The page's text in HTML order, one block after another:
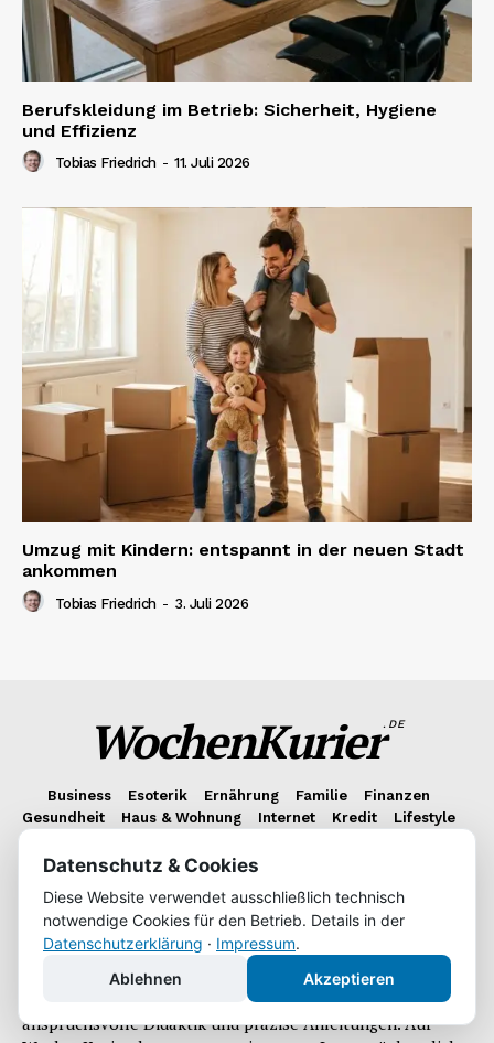
Berufskleidung im Betrieb: Sicherheit, Hygiene
und Effizienz
Tobias Friedrich - 11. Juli 2026
Umzug mit Kindern: entspannt in der neuen Stadt
ankommen
Tobias Friedrich - 3. Juli 2026
WochenKurier.DE
Business Esoterik Ernährung Familie
Finanzen
Gesundheit
Haus & Wohnung Internet Kredit
Lifestyle
Über uns
Wir sind ein Team aus leidenschaftlichen Redakteuren, das
es sich zur Aufgabe gemacht hat, unsere Leser stets mit
nützlichen Informationen zu unterhalten. Wir brennen für
anspruchsvolle Didaktik und präzise Anleitungen. Auf
Datenschutz & Cookies
Diese Website verwendet ausschließlich technisch
notwendige Cookies für den Betrieb. Details in der
Datenschutzerklärung · Impressum.
Ablehnen
Akzeptieren